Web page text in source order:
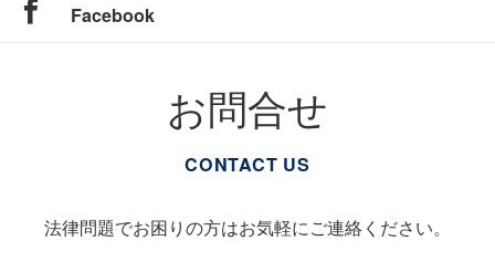
Facebook
お問合せ
CONTACT US
法律問題でお困りの方はお気軽にご連絡ください。